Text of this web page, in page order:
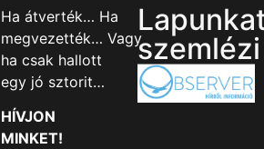
Ha átverték… Ha
megvezették… Vagy
ha csak hallott
egy jó sztorit…
HÍVJON
MINKET!
szemlézi